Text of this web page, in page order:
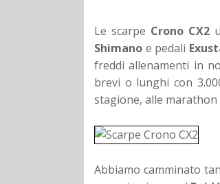
Le scarpe Crono CX2
Shimano e pedali
freddi allenamenti in
brevi o lunghi con
stagione, alle marathon
Abbiamo camminato